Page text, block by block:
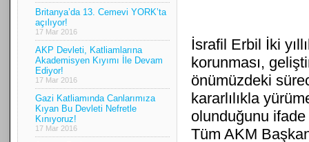
Britanya’da 13. Cemevi YORK’ta
açılıyor!
17 Mar 2016
AKP Devleti, Katliamlarına
Akademisyen Kıyımı İle Devam
Ediyor!
17 Mar 2016
Gazi Katliamında Canlarımıza
Kıyan Bu Devleti Nefretle
Kınıyoruz!
17 Mar 2016
İsrafil Erbil İki
korunması,
önümüzdeki
kararlılıkla
olunduğunu
Tüm AKM